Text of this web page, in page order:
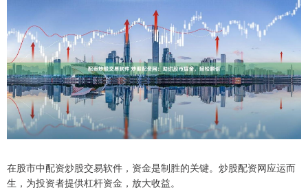
在股市中配资炒股交易软件，资金是制胜的关键。炒股配资网应运而
生，为投资者提供杠杆资金，放大收益。